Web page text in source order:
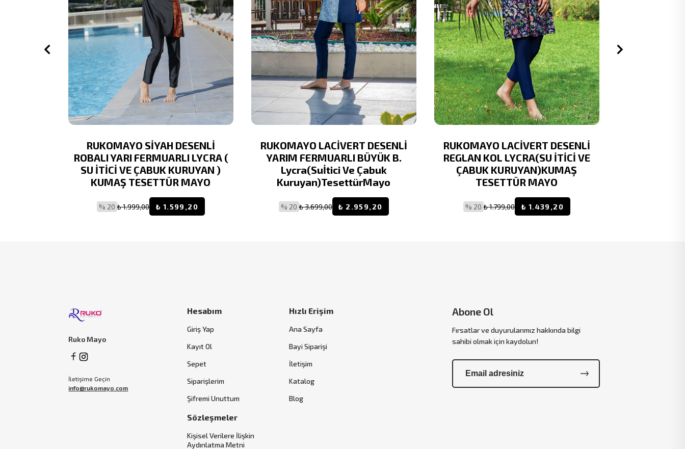
RUKOMAYO SİYAH DESENLİ
ROBALI YARI FERMUARLI LYCRA (
SU İTİCİ VE ÇABUK KURUYAN )
KUMAŞ TESETTÜR MAYO
% 20 ₺ 1.999,00 ₺ 1.599,20
RUKOMAYO LACİVERT DESENLİ
YARIM FERMUARLI BÜYÜK B.
Lycra(Suİtici Ve Çabuk
Kuruyan)TesettürMayo
% 20 ₺ 3.699,00 ₺ 2.959,20
RUKOMAYO LACİVERT DESENLİ
REGLAN KOL LYCRA(SU İTİCİ VE
ÇABUK KURUYAN)KUMAŞ
TESETTÜR MAYO
% 20 ₺ 1.799,00 ₺ 1.439,20
Ruko Mayo
İletişime Geçin
info@rukomayo.com
Hesabım
Giriş Yap
Kayıt Ol
Sepet
Siparişlerim
Şifremi Unuttum
Hızlı Erişim
Ana Sayfa
Bayi Siparişi
İletişim
Katalog
Blog
Sözleşmeler
Kişisel Verilere İlişkin
Aydınlatma Metni
Abone Ol
Fırsatlar ve duyurularımız hakkında bilgi
sahibi olmak için kaydolun!